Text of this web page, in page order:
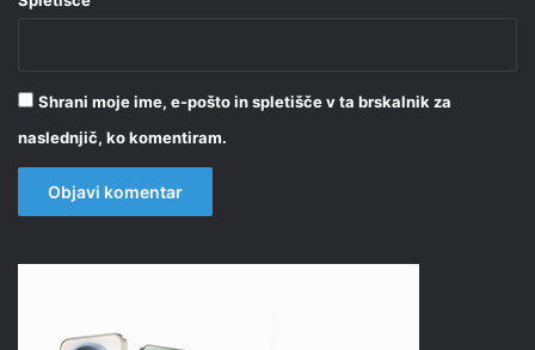
Shrani moje ime, e-pošto in spletišče v ta brskalnik za
naslednjič, ko komentiram.